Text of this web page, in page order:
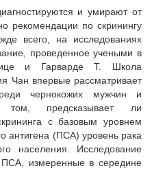
и умирают от
рекомендации по скринингу
всего, на исследованиях
проведенное учеными в
и Гарварде Т. Школа
Чан впервые рассматривает
чернокожих мужчин и
том, предсказывает ли
с базовым уровнем
антигена (ПСА) уровень рака
населения. Исследование
ПСА, измеренные в середине